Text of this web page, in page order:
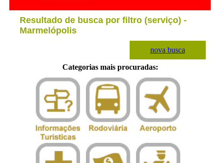
Resultado de busca por filtro (serviço) -
Marmelópolis
nova busca
Categorias mais procuradas: